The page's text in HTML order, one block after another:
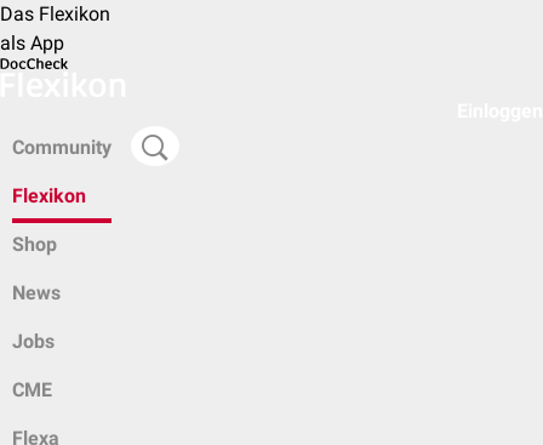
Das Flexikon
als App
Community
Flexikon
Shop
News
Jobs
CME
Flexa